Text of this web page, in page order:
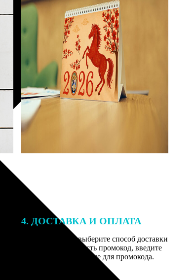
4. ДОСТАВКА И ОПЛАТА
Введите адрес и выберите способ доставки
заказа. Если у вас есть промокод, введите
его в специальное поле для промокода.